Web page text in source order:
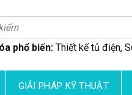
phổ biến: Thiết kế tủ điện,
GIẢI PHÁP KỸ THUẬT